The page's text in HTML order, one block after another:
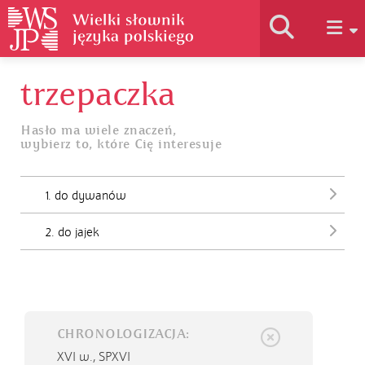
Historia słownika
Jak korzystać
Podstawy naukowe
trzepaczka
Hasło ma wiele znaczeń,
wybierz to, które Cię interesuje
1. do dywanów
2. do jajek
CHRONOLOGIZACJA:
XVI w., SPXVI